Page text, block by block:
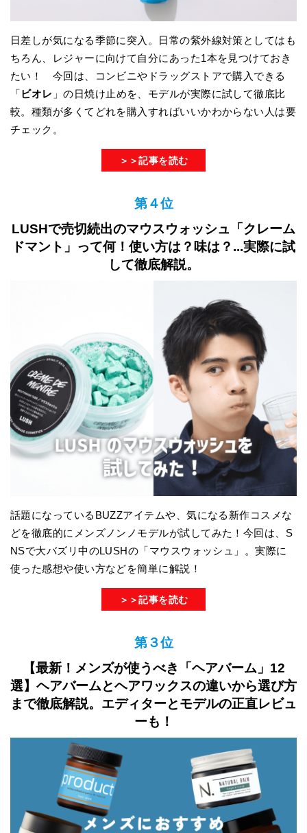
日差しが気になる季節に突入。日常の紫外線対策としてはも
ちろん、レジャーに向けて自分にあった1本を見つけておき
たい！ 今回は、コンビニやドラッグストアで購入できる
「ビオレ 」の日焼け止めを、モデルが実際に試して徹底比
較。種類が多くてどれを購入すればいいかわからない人は要
チェック。
＞＞記事を読む
第４位
LUSHで売切続出のマウスウォッシュ「クレーム
ドマント」って何！使い方は？味は？...実際に試
して徹底解説。
話題になっているBUZZアイテムや、気になる新作コスメな
どを徹底的にメンズノンノモデルが試してみた！今回は、S
NSで大バズリ中のLUSHの「マウスウォッシュ」。実際に
使った感想や使い方などを簡単に解説！
＞＞記事を読む
第３位
【最新！メンズが使うべき「ヘアバーム」12
選】ヘアバームとヘアワックスの違いから選び方
まで徹底解説。エディターとモデルの正直レビュ
ーも！